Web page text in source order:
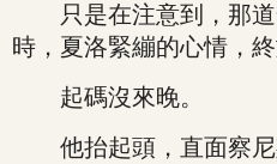
只是在注意到，那道
時，夏洛緊繃的心情，
起碼沒來晚。
他抬起頭，直面察尼